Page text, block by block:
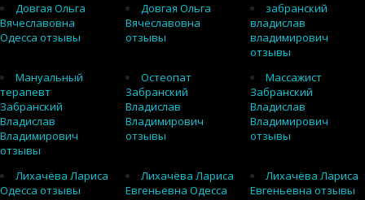
Довгая Ольга
Вячеславовна
Одесса отзывы
Довгая Ольга
Вячеславовна
отзывы
забранский
владислав
владимирович
отзывы
Мануальный
терапевт
Забранский
Владислав
Владимирович
отзывы
Остеопат
Забранский
Владислав
Владимирович
отзывы
Массажист
Забранский
Владислав
Владимирович
отзывы
Лихачёва Лариса
Одесса отзывы
Лихачёва Лариса
Евгеньевна Одесса
Лихачёва Лариса
Евгеньевна отзывы